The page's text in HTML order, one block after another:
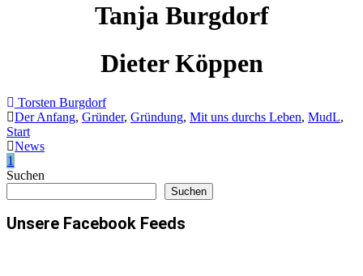
Tanja Burgdorf
Dieter Köppen
Torsten Burgdorf
Der Anfang, Gründer, Gründung, Mit uns durchs Leben, MudL,
Start
News
1
Suchen
Suchen
Unsere Facebook Feeds